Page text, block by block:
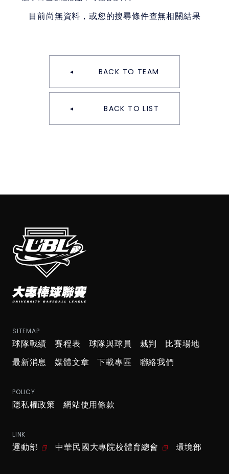
目前尚無資料，或您的搜尋條件查無相關結果
BACK TO TEAM
BACK TO LIST
SITEMAP
球隊戰績 賽程表 球隊與球員 裁判
比賽場地
最新消息
媒體文章 下載專區 聯絡我們
POLICY
隱私權政策 網站使用條款
LINK
運動部 中華民國大專院校體育總會 環境部